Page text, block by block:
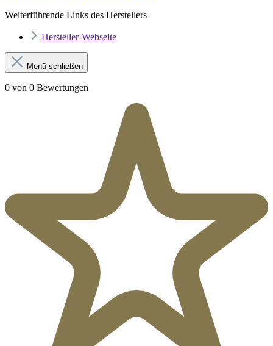
Weiterführende Links des Herstellers
Hersteller-Webseite
Menü schließen
0 von 0 Bewertungen